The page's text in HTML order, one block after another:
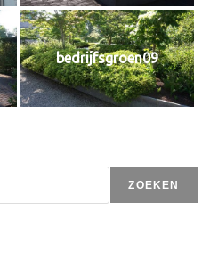
bedrijfsgroen09
ZOEKEN